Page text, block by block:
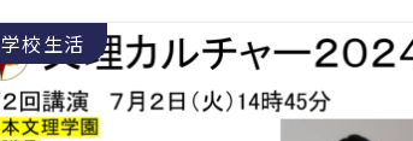
学校生活